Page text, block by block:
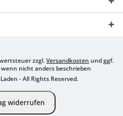
zzgl.Versandkosten und ggf.
nicht anders beschrieben
- All Rights Reserved.
widerrufen